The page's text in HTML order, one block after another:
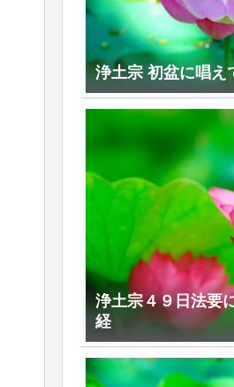
浄土宗 初盆に唱え
浄土宗４９日法要
経